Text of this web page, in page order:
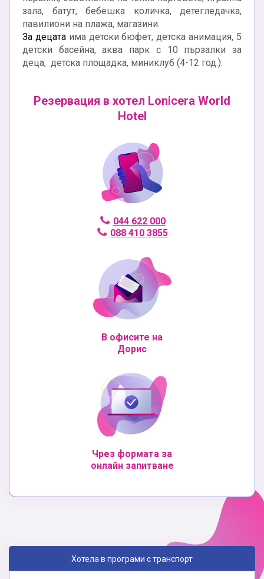
зала, батут, бебешка количка, детегледачка,
павилиони на плажа, магазини.
За децатаима детски бюфет, детска анимация, 5
детски басейна, аква парк с 10 пързалки за
деца, детска площадка, миниклуб (4-12 год.).
Резервация в хотел Lonicera World
Hotel
044 622 000
088 410 3855
В офисите на
Дорис
Чрез формата за
онлайн запитване
Хотела в програми с транспорт